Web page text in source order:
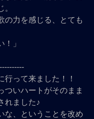
の力を感じる、とても
」
行って来ました！！
ついハートがそのまま
れました♪
な、ということを改め